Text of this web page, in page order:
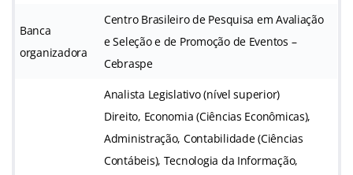
Banca
organizadora
Centro Brasileiro de Pesquisa em Avaliação
e Seleção e de Promoção de Eventos –
Cebraspe
Analista Legislativo (nível superior)
Direito, Economia (Ciências Econômicas),
Administração, Contabilidade (Ciências
Contábeis), Tecnologia da Informação,